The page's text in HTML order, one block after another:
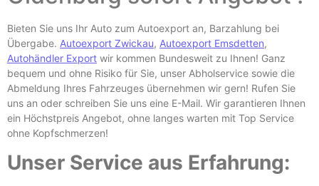
Bieten Sie uns Ihr Auto zum Autoexport an, Barzahlung bei
Übergabe. Autoexport Zwickau, Autoexport Emsdetten,
Autohändler Export wir kommen Bundesweit zu Ihnen! Ganz
bequem und ohne Risiko für Sie, unser Abholservice sowie die
Abmeldung Ihres Fahrzeuges übernehmen wir gern! Rufen Sie
uns an oder schreiben Sie uns eine E-Mail. Wir garantieren Ihnen
ein Höchstpreis Angebot, ohne langes warten mit Top Service
ohne Kopfschmerzen!
Unser Service aus Erfahrung: